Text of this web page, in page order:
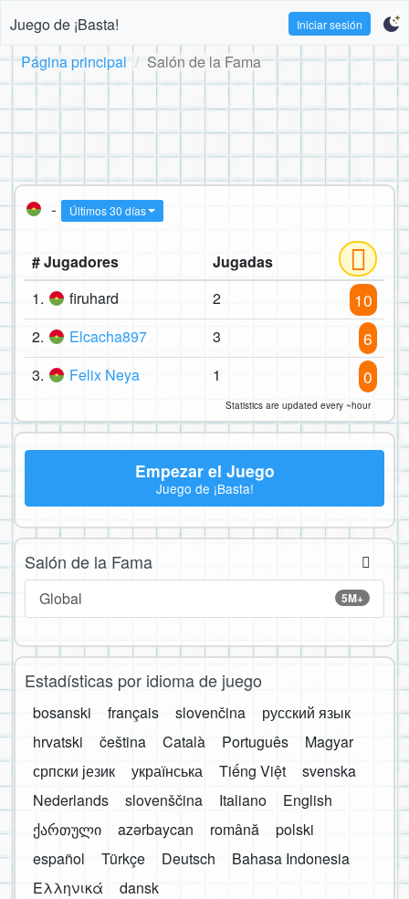
Juego de ¡Basta! Iniciar sesión
Página principal Salón de la Fama
- Últimos 30 días
# Jugadores
Jugadas
1.
firuhard 2 10
2. Elcacha897 3 6
3. Felix Neya 1 0
Statistics are updated every ~hour
Empezar el Juego
Juego de ¡Basta!
Salón de la Fama
5M+
Global
Estadísticas por idioma de juego
bosanski français slovenčina
русский язык
hrvatski
čeština Català Português
Magyar
српски језик
українська Tiếng Việt
svenska
Nederlands
slovenščina Italiano
English
ქართული
azərbaycan română
polski
español
Türkçe Deutsch
Bahasa Indonesia
Ελληνικά
dansk